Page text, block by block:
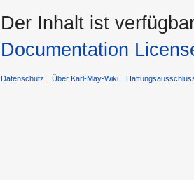
Der Inhalt ist
Documentation
Datenschutz Über Karl-May-Wiki